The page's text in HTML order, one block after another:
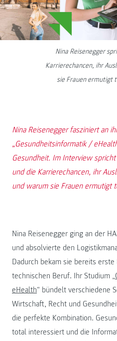
Nina Reisenegger
Karrierechancen, ihr
sie Frauen ermutigt
Nina Reisenegger fasziniert an
„Gesundheitsinformatik /
Gesundheit. Im Interview
und die Karrierechancen, ihr
und warum sie Frauen ermutigt
Nina Reisenegger ging an der
und absolvierte den
Dadurch bekam sie bereits erste
technischen Beruf. Ihr Studium „
eHealth“ bündelt verschiedene
Wirtschaft, Recht und
die perfekte Kombination.
total interessiert und die